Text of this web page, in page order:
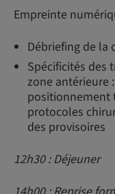
Empreinte
Débriefing de la
Spécificités des
zone antérieure
positionnement
protocoles
des provisoires
12h30 : Déjeuner